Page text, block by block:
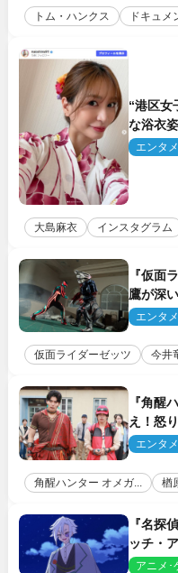
トム・ハンクス ドキュメ
“港区女
な浴衣
エンタメ
大島麻衣 インスタグラム
『仮面
鷹が深
エンタメ
仮面ライダーゼッツ 今井
『角醒
え！怒
がハン
エンタメ
角醒ハンター オメガ... 楢
『名探
ッチ・
告状が
アニメ･